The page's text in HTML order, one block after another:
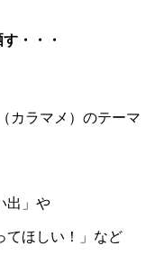
・・・
カラマメ）のテーマ
出」や
てほしい！」など